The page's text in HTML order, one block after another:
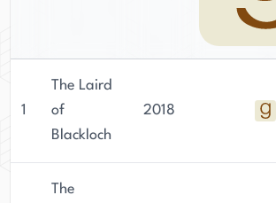
1
The Laird
of
Blackloch
2018
The